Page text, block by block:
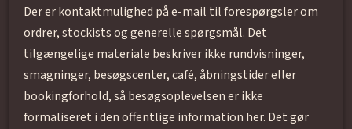
Der er kontaktmulighed på e-mail til forespørgsler om
ordrer, stockists og generelle spørgsmål. Det
tilgængelige materiale beskriver ikke rundvisninger,
smagninger, besøgscenter, café, åbningstider eller
bookingforhold, så besøgsoplevelsen er ikke
formaliseret i den offentlige information her. Det gør